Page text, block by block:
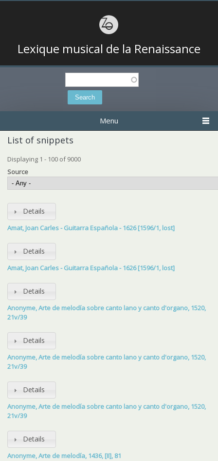
Lexique musical de la Renaissance
Search
Menu
List of snippets
Displaying 1 - 100 of 9000
Source
Details
Amat, Joan Carles - Guitarra Española - 1626 [1596/1, lost]
Details
Amat, Joan Carles - Guitarra Española - 1626 [1596/1, lost]
Details
Anonyme, Arte de melodía sobre canto lano y canto d'organo, 1520,
21v/39
Details
Anonyme, Arte de melodía sobre canto lano y canto d'organo, 1520,
21v/39
Details
Anonyme, Arte de melodía sobre canto lano y canto d'organo, 1520,
21v/39
Details
Anonyme, Arte de melodía, 1436, [II], 81